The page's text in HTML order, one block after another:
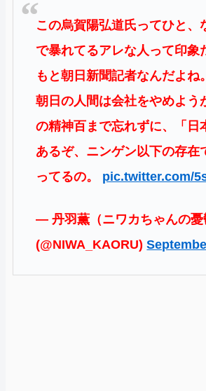
この烏賀陽弘道氏ってひと、
で暴れてるアレな人って印象
もと朝日新聞記者なんだよね。
朝日の人間は会社をやめよう
の精神百まで忘れずに、「日
あるぞ、ニンゲン以下の存在
ってるの。 pic.twitter.com/
— 丹羽薫（ニワカちゃんの憂
(@NIWA_KAORU)